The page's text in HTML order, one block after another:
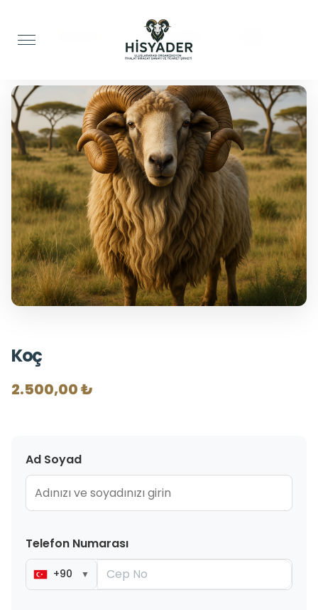
Adak Kurbanı
Koç
2.500,00 ₺
Ad Soyad
Telefon Numarası
+90 ▼